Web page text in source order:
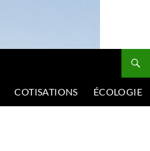
COTISATIONS ÉCOLOGIE